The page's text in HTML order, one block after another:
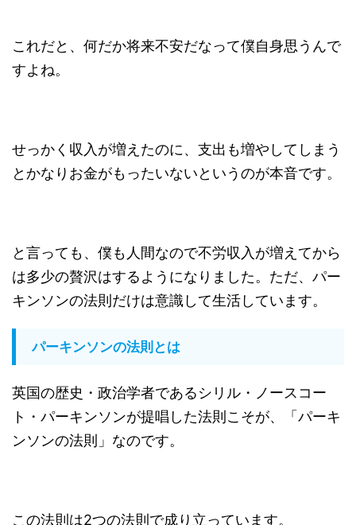
これだと、何だか将来不安だなって僕自身思うんで
すよね。
せっかく収入が増えたのに、支出も増やしてしまう
とかなりお金がもったいないというのが本音です。
と言っても、僕も人間なので不労収入が増えてから
は多少の贅沢はするようになりました。ただ、パー
キンソンの法則だけは意識して生活しています。
パーキンソンの法則とは
英国の歴史・政治学者であるシリル・ノースコー
ト・パーキンソンが提唱した法則こそが、「パーキ
ンソンの法則」なのです。
この法則は2つの法則で成り立っています。